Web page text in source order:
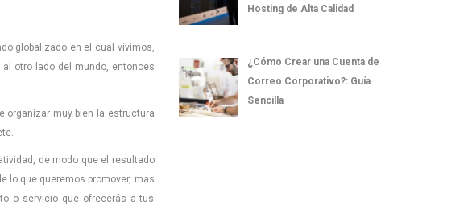
globalizado en el cual vivimos,
otro lado del mundo, entonces
organizar muy bien la estructura
de modo que el resultado
lo que queremos promover, mas
o servicio que ofrecerás a tus
Hosting de Alta Calidad
¿Cómo Crear una Cuenta de
Correo Corporativo?: Guía
Sencilla